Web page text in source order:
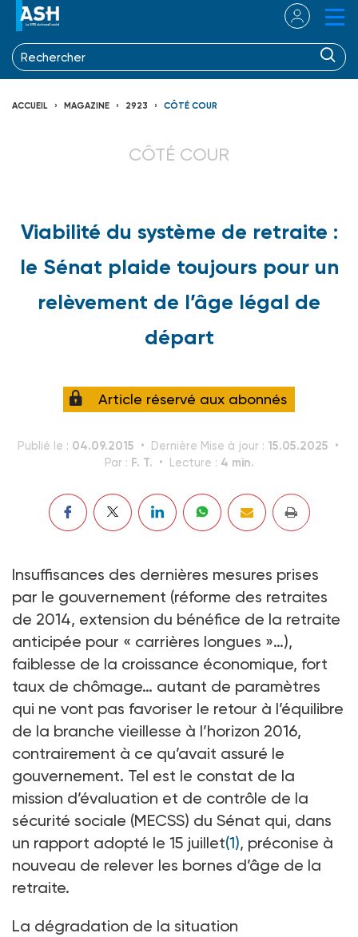
ACCUEIL MAGAZINE 2923 CÔTÉ COUR
CÔTÉ COUR
Viabilité du système de retraite :
le Sénat plaide toujours pour un
relèvement de l’âge légal de
départ
Article réservé aux abonnés
Publié le : 04.09.2015 Dernière Mise à jour : 15.05.2025
Par : F. T. Lecture : 4 min.
Insuffisances des dernières mesures prises
par le gouvernement (réforme des retraites
de 2014, extension du bénéfice de la retraite
anticipée pour « carrières longues »…),
faiblesse de la croissance économique, fort
taux de chômage… autant de paramètres
qui ne vont pas favoriser le retour à l’équilibre
de la branche vieillesse à l’horizon 2016,
contrairement à ce qu’avait assuré le
gouvernement. Tel est le constat de la
mission d’évaluation et de contrôle de la
sécurité sociale (MECSS) du Sénat qui, dans
un rapport adopté le 15 juillet(1), préconise à
nouveau de relever les bornes d’âge de la
retraite.
La dégradation de la situation